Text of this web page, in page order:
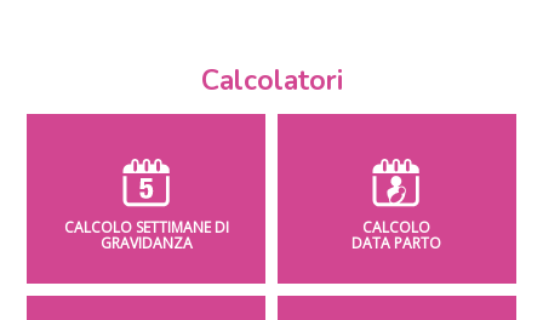
Calcolatori
CALCOLO SETTIMANE DI
GRAVIDANZA
CALCOLO
DATA PARTO